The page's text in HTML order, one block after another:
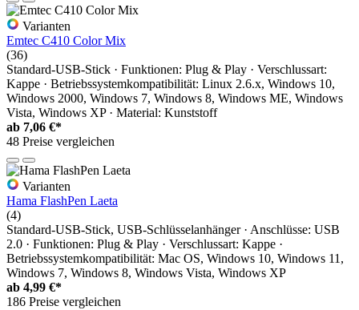
Varianten
Emtec C410 Color Mix
(36)
Standard-USB-Stick · Funktionen: Plug & Play · Verschlussart:
Kappe · Betriebssystemkompatibilität: Linux 2.6.x, Windows 10,
Windows 2000, Windows 7, Windows 8, Windows ME, Windows
Vista, Windows XP · Material: Kunststoff
ab 7,06 €*
48 Preise vergleichen
Varianten
Hama FlashPen Laeta
(4)
Standard-USB-Stick, USB-Schlüsselanhänger · Anschlüsse: USB
2.0 · Funktionen: Plug & Play · Verschlussart: Kappe ·
Betriebssystemkompatibilität: Mac OS, Windows 10, Windows 11,
Windows 7, Windows 8, Windows Vista, Windows XP
ab 4,99 €*
186 Preise vergleichen